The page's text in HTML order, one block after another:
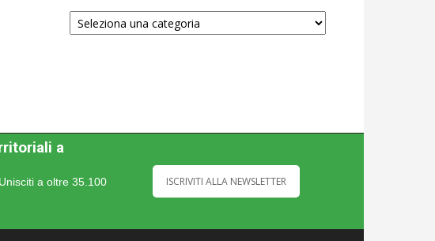
Scegli
una
a
a oltre 35.100
ISCRIVITI ALLA NEWSLETTER